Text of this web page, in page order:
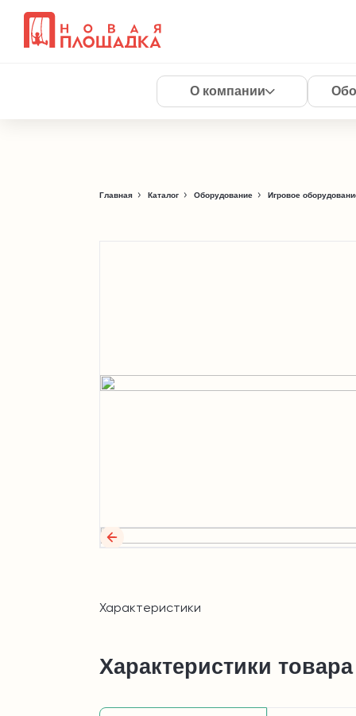
О компании
Главная Каталог Оборудование Игровое
Характеристики
Характеристики товара